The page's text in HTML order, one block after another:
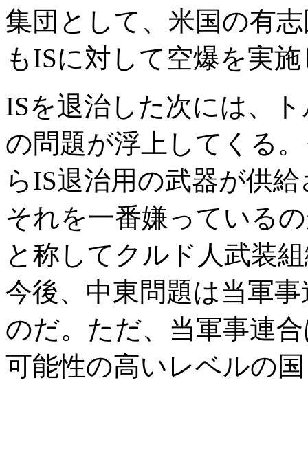
集団として、米国の有
もISに対して空爆を実
ISを退治した次には、
の問題が浮上してくる
らIS退治用の武器が供
それを一番嫌っている
と称してクルド人武装
今後、中東問題は当軍
のだ。ただ、当軍事連
可能性の高いレベルの